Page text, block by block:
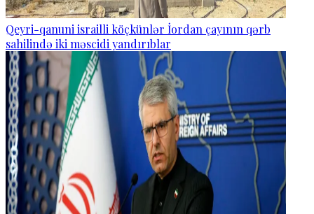
Qeyri-qanuni israilli köçkünlər İordan çayının qərb
sahilində iki məscidi yandırıblar